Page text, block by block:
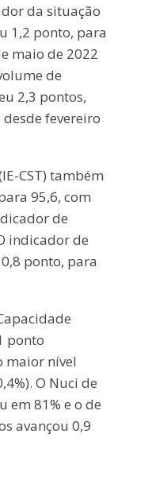
da situação
1,2 ponto, para
maio de 2022
de
2,3 pontos,
fevereiro
CST) também
95,6, com
de
indicador de
ponto, para
ponto
maior nível
O Nuci de
em 81% e o de
avançou 0,9